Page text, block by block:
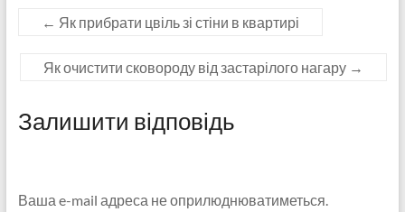
← Як прибрати цвіль зі стіни в квартирі
Як очистити сковороду від застарілого нагару →
Залишити відповідь
Ваша e-mail адреса не оприлюднюватиметься.